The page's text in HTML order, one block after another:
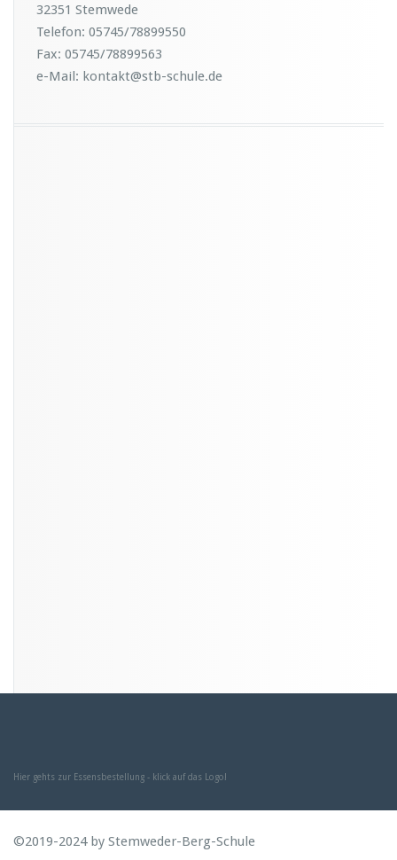
32351 Stemwede
Telefon: 05745/78899550
Fax: 05745/78899563
e-Mail: kontakt@stb-schule.de
Hier gehts zur Essensbestellung - klick auf das Logo!
©2019-2024 by Stemweder-Berg-Schule